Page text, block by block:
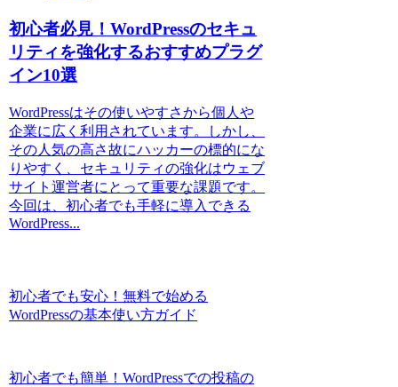
初心者必見！WordPressのセキュ
リティを強化するおすすめプラグ
イン10選
WordPressはその使いやすさから個人や
企業に広く利用されています。しかし、
その人気の高さ故にハッカーの標的にな
りやすく、セキュリティの強化はウェブ
サイト運営者にとって重要な課題です。
今回は、初心者でも手軽に導入できる
WordPress...
初心者でも安心！無料で始める
WordPressの基本使い方ガイド
初心者でも簡単！WordPressでの投稿の